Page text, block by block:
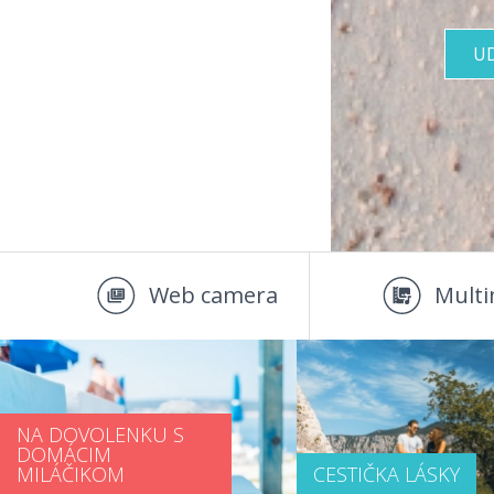
Web camera
NA DOVOLENKU S
DOMÁCIM
MILÁČIKOM CESTIČKA LÁSKY